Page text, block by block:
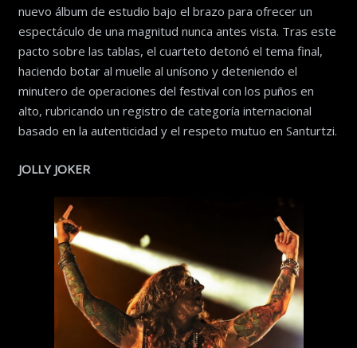
nuevo álbum de estudio bajo el brazo para ofrecer un
espectáculo de una magnitud nunca antes vista. Tras este
pacto sobre las tablas, el cuarteto detonó el tema final,
haciendo botar al muelle al unísono y deteniendo el
minutero de operaciones del festival con los puños en
alto, rubricando un registro de categoría internacional
basado en la autenticidad y el respeto mutuo en Santurtzi.
JOLLY JOKER